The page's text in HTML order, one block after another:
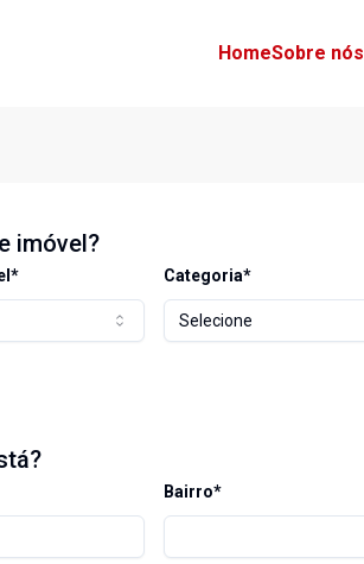
HomeSobre nós
imóvel?
Categoria*
Selecione
Bairro*